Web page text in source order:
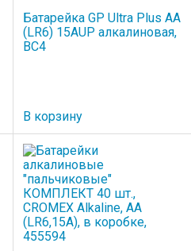
Батарейка GP Ultra Plus AA
(LR6) 15AUP алкалиновая,
BC4
В корзину